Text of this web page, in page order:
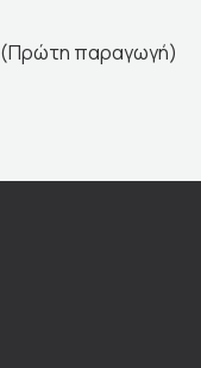
(Πρώτη παραγωγή)